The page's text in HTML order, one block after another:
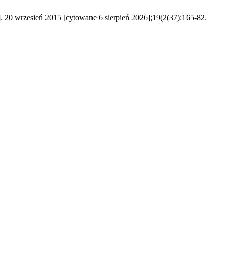
2015 [cytowane 6 sierpień 2026];19(2(37):165-82.